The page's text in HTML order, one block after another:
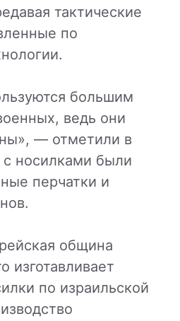
тактические
по
большим
ведь они
— отметили в
носилками были
перчатки и
община
изготавливает
по израильской